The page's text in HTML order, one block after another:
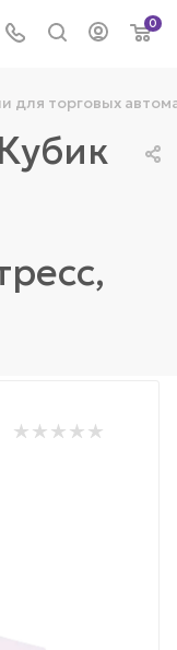
0
для торговых